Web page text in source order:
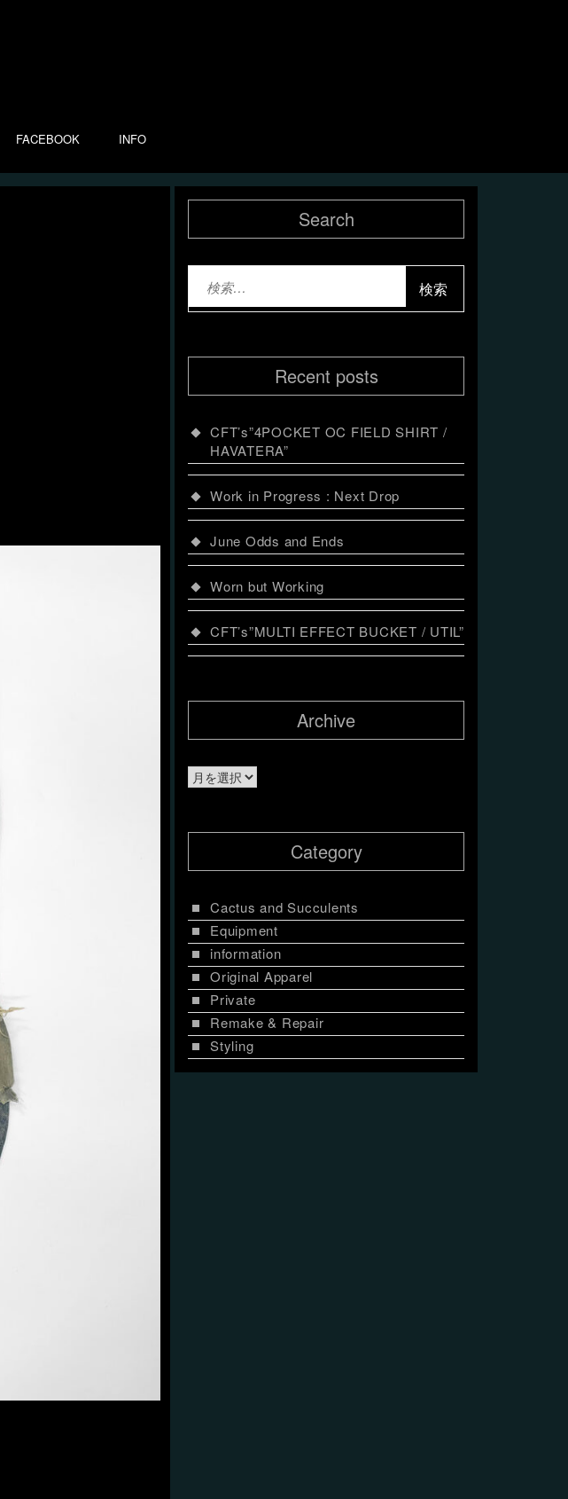
FACEBOOK INFO
Search
Recent posts
CFT’s”4POCKET OC FIELD SHIRT /
HAVATERA”
Work in Progress : Next Drop
June Odds and Ends
Worn but Working
CFT’s”MULTI EFFECT BUCKET / UTIL”
Archive
Archive
Category
Cactus and Succulents
Equipment
information
Original Apparel
Private
Remake & Repair
Styling